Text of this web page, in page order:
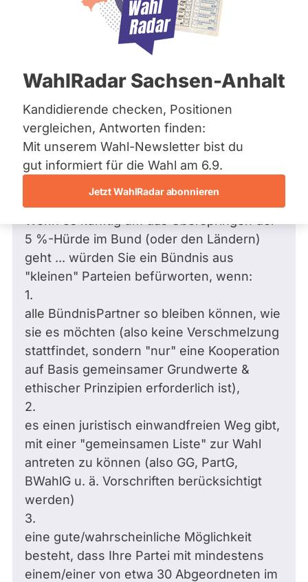
Bremen
Hamburg
Mecklenburg-Vorpommern
Nordrhein-Westfalen
Saarland
Sachsen
Sachsen-Anhalt
Sachsen-Anhalt
Schleswig-Holstein
Thüringen
Archiv
Über uns
Spenden
WahlRadar Sachsen-Anhalt
Kandidierende checken, Positionen
vergleichen, Antworten finden:
Mit unserem Wahl-Newsletter bist du
gut informiert für die Wahl am 6.9.
Jetzt WahlRadar abonnieren
25.05.2019
Frage an Ulrike Müller vonGünther Z.
bezüglich Gesellschaftspolitik, soziale
Gruppen
Sehr geehrte Frau Müller,
.
diese EU-Wahlen scheinen die vorerst
5 %-Hürde im Bund (oder den Ländern)
geht ... würden Sie ein Bündnis aus
"kleinen" Parteien befürworten, wenn:
1.
alle BündnisPartner so bleiben können, wie
sie es möchten (also keine Verschmelzung
stattfindet, sondern "nur" eine Kooperation
auf Basis gemeinsamer Grundwerte &
ethischer Prinzipien erforderlich ist),
2.
es einen juristisch einwandfreien Weg gibt,
mit einer "gemeinsamen Liste" zur Wahl
antreten zu können (also GG, PartG,
BWahlG u. ä. Vorschriften berücksichtigt
werden)
3.
eine gute/wahrscheinliche Möglichkeit
besteht, dass Ihre Partei mit mindestens
einem/einer von etwa 30 Abgeordneten im